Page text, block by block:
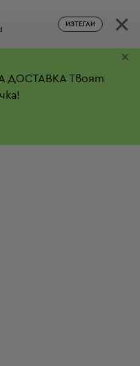
ИЗТЕГЛИ ×
ДОСТАВКА Твоят
×